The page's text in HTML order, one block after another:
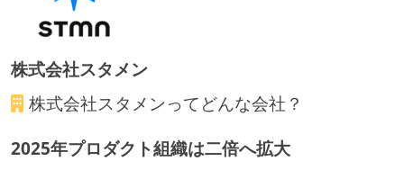
置）
株式会社スタメン
株式会社スタメンってどんな会社？
2025年プロダクト組織は二倍へ拡大